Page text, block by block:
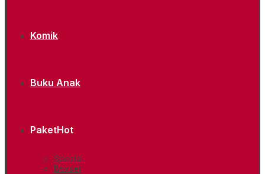
Komik
Buku Anak
PaketHot
Spesial
Boxset